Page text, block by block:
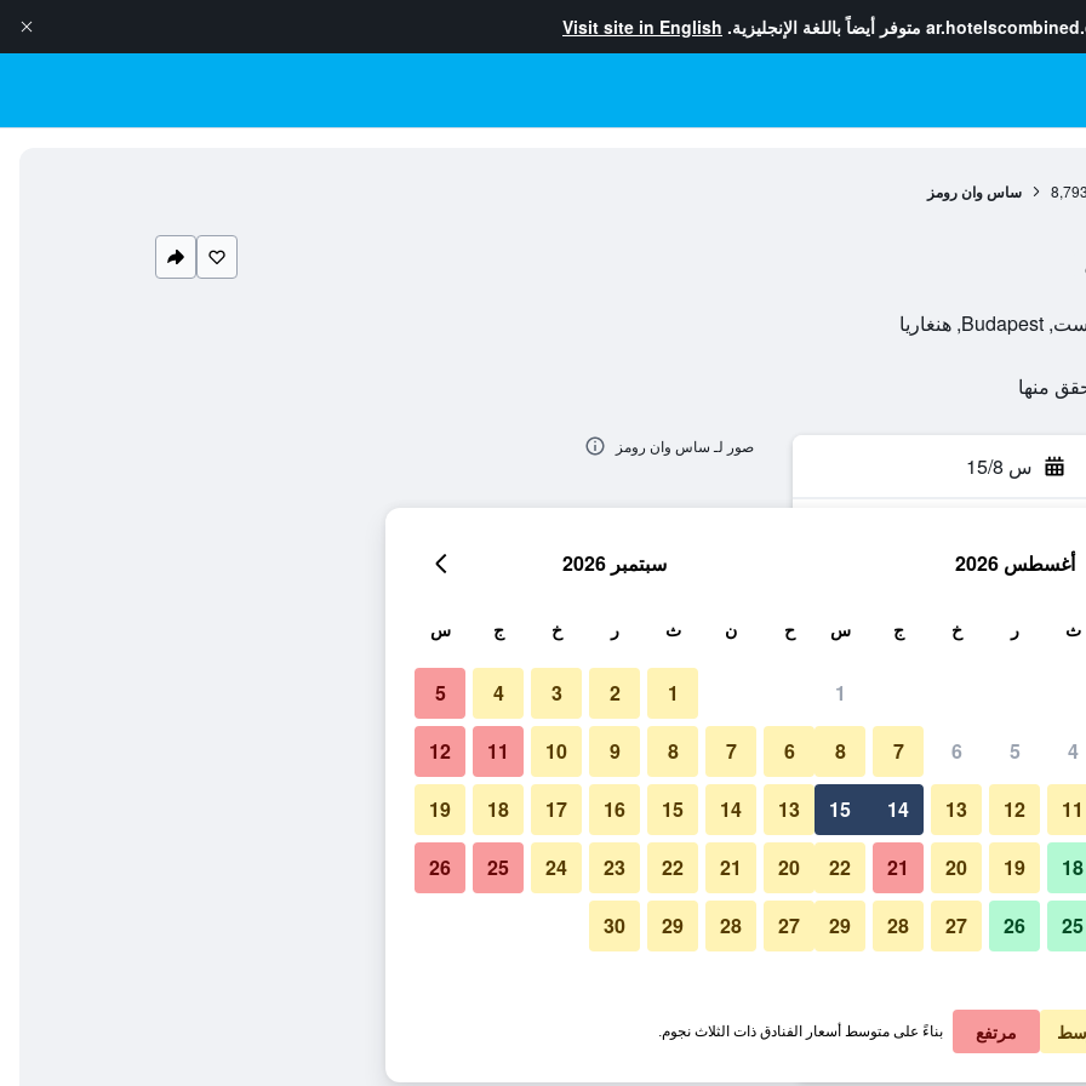
متوفر أيضاً باللغة الإنجليزية. Visit site in English
8,793 ساس وان رومز
س 15/8
في الليلة
﷼ عرض الصفقة
﷼ عرض الصفقة
صور لـ ساس وان رومز
أغسطس 2026
ث ر خ ج س
1
4
5
6
7
8
11
12
13
14
15
18
19
20
21
22
25
26
27
28
29
سبتمبر 2026
ح ن ث ر خ ج س
1
2
3
4
5
6
7
8
9
10
11
12
13
14
15
16
17
18
19
20
21
22
23
24
25
26
27
28
29
30
مرتفع بناءً على متوسط أسعار الفنادق ذات الثلاث نجوم.